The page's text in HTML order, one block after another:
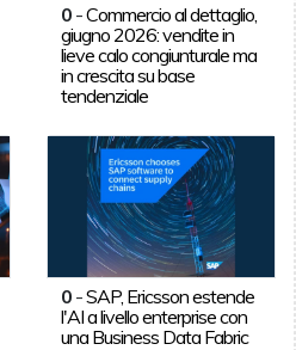
0 -Commercio al dettaglio,
giugno 2026: vendite in
lieve calo congiunturale ma
in crescita su base
tendenziale
0 -SAP, Ericsson estende
l'AI a livello enterprise con
una Business Data Fabric